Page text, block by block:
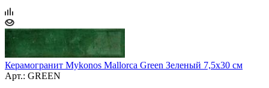
Керамогранит Mykonos Mallorca Green Зеленый 7,5x30 см
Арт.: GREEN